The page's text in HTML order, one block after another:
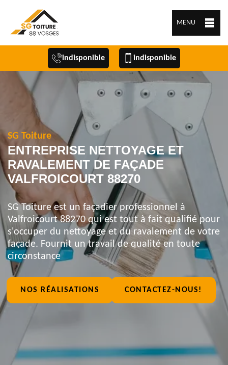
MENU
indisponible indisponible
SG Toiture
ENTREPRISE NETTOYAGE ET
RAVALEMENT DE FAÇADE
VALFROICOURT 88270
SG Toiture est un façadier professionnel à
Valfroicourt 88270 qui est tout à fait qualifié pour
s'occuper du nettoyage et du ravalement de votre
façade. Fournit un travail de qualité en toute
circonstance
NOS RÉALISATIONS CONTACTEZ-NOUS!